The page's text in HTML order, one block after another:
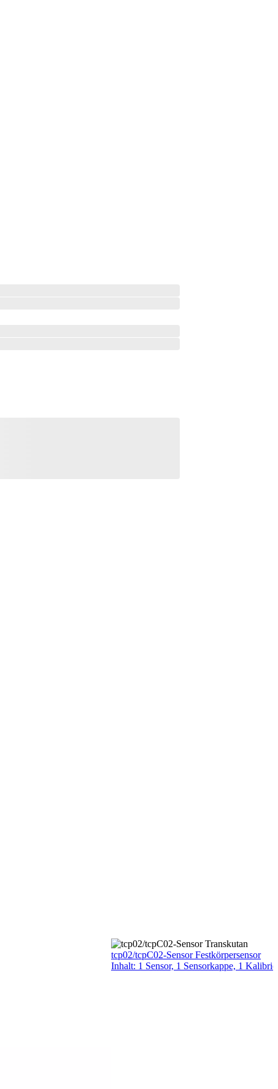
tcp02/tcpC02-Sensor Festkörpersensor
Inhalt: 1 Sensor, 1 Sensorkappe, 1